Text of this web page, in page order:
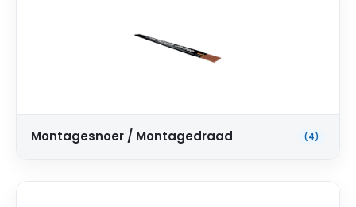
Montagesnoer / Montagedraad (4)